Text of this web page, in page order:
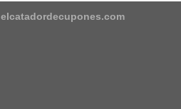
elcatadordecupones.com